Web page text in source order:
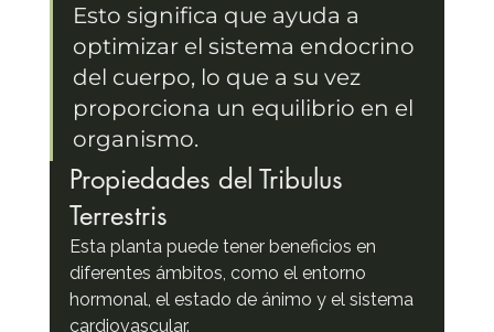
Esto significa que ayuda a
optimizar el sistema endocrino
del cuerpo, lo que a su vez
proporciona un equilibrio en el
organismo.
Propiedades del Tribulus
Terrestris
Esta planta puede tener beneficios en
diferentes ámbitos, como el entorno
hormonal, el estado de ánimo y el sistema
cardiovascular.